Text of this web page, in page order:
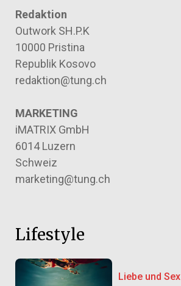
Redaktion
Outwork SH.P.K
10000 Pristina
Republik Kosovo
redaktion@tung.ch
MARKETING
iMATRIX GmbH
6014 Luzern
Schweiz
marketing@tung.ch
Lifestyle
Liebe und Sex